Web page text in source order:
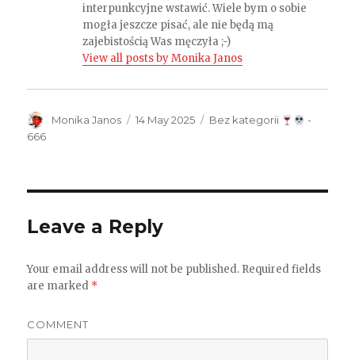
interpunkcyjne wstawić. Wiele bym o sobie
mogła jeszcze pisać, ale nie będą mą
zajebistością Was męczyła ;-)
View all posts by Monika Janos
Author
Monika Janos
Posted
14 May 2025 Categories
Bez kategorii
-
666
Leave a Reply
Your email address will not be published. Required fields
are marked *
COMMENT